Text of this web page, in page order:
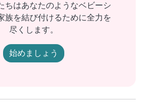
ちはあなたのようなベビーシ
族を結び付けるために全力を
尽くします。
始めましょう